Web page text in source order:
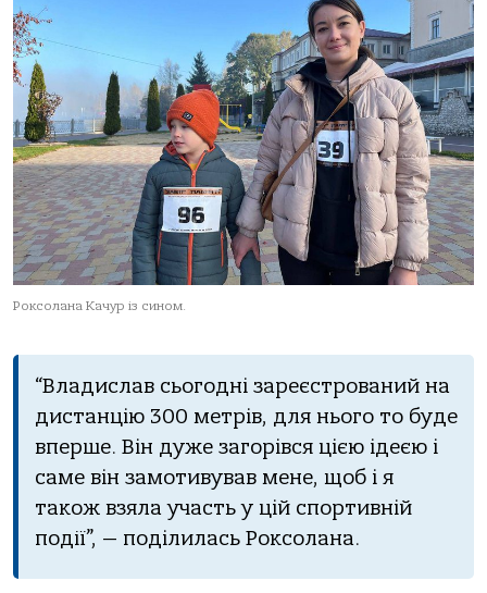
Роксолана Качур із сином.
“Владислав сьогодні зареєстрований на
дистанцію 300 метрів, для нього то буде
вперше. Він дуже загорівся цією ідеєю і
саме він замотивував мене, щоб і я
також взяла участь у цій спортивній
події”, — поділилась Роксолана.